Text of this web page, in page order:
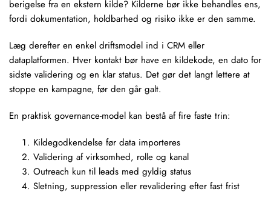
berigelse fra en ekstern kilde? Kilderne bør ikke behandles ens,
fordi dokumentation, holdbarhed og risiko ikke er den samme.
Læg derefter en enkel driftsmodel ind i CRM eller
dataplatformen. Hver kontakt bør have en kildekode, en dato for
sidste validering og en klar status. Det gør det langt lettere at
stoppe en kampagne, før den går galt.
En praktisk governance-model kan bestå af fire faste trin:
Kildegodkendelse før data importeres
Validering af virksomhed, rolle og kanal
Outreach kun til leads med gyldig status
Sletning, suppression eller revalidering efter fast frist